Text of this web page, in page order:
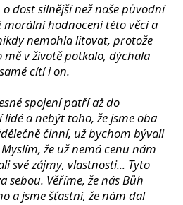
dost silnější než naše původní
hodnocení této věci a
nemohla litovat, protože
v životě potkalo, dýchala
cítí i on.
spojení patří až do
lidé a nebýt toho, že jsme oba
činní, už bychom bývali
že už nemá cenu nám
své zájmy, vlastnosti... Tyto
sebou. Věříme, že nás Bůh
a jsme šťastni, že nám dal